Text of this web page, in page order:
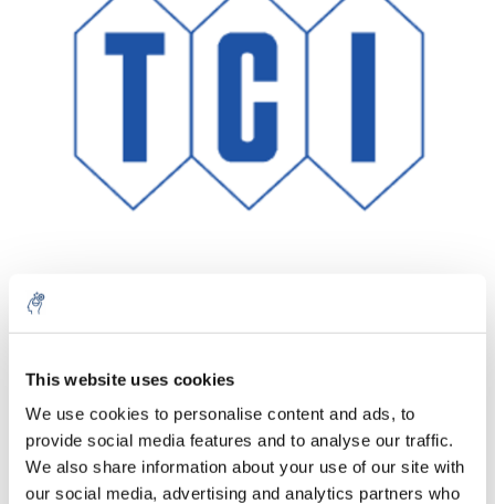
This website uses cookies
We use cookies to personalise content and ads, to
provide social media features and to analyse our traffic.
We also share information about your use of our site with
our social media, advertising and analytics partners who
1 Stuk Excl. btw
€857,16
Incl. btw
Toevoegen aan winkelwagen